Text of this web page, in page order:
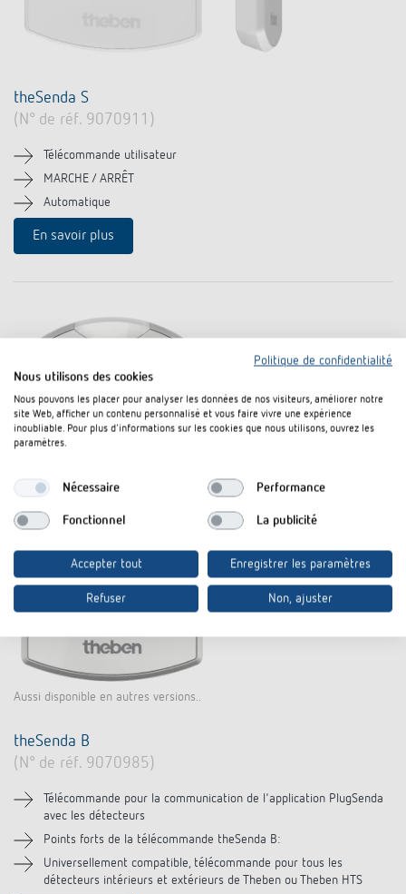
theSenda S
(N° de réf. 9070911)
Télécommande utilisateur
MARCHE / ARRÊT
Automatique
En savoir plus
Aussi disponible en autres versions..
theSenda B
(N° de réf. 9070985)
Télécommande pour la communication de l'application PlugSenda
avec les détecteurs
Points forts de la télécommande theSenda B:
Universellement compatible, télécommande pour tous les
détecteurs intérieurs et extérieurs de Theben ou Theben HTS
Politique de confidentialité
Nous utilisons des cookies
Nous pouvons les placer pour analyser les données de nos visiteurs, améliorer notre
site Web, afficher un contenu personnalisé et vous faire vivre une expérience
inoubliable. Pour plus d'informations sur les cookies que nous utilisons, ouvrez les
paramètres.
Nécessaire Performance
Fonctionnel La publicité
Accepter tout Enregistrer les paramètres
Refuser Non, ajuster